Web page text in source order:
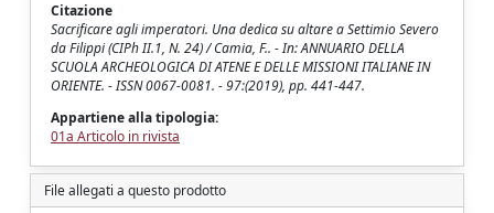
Citazione
Sacrificare agli imperatori. Una dedica su altare a Settimio Severo
da Filippi (CIPh II.1, N. 24) / Camia, F.. - In: ANNUARIO DELLA
SCUOLA ARCHEOLOGICA DI ATENE E DELLE MISSIONI ITALIANE IN
ORIENTE. - ISSN 0067-0081. - 97:(2019), pp. 441-447.
Appartiene alla tipologia:
01a Articolo in rivista
File allegati a questo prodotto